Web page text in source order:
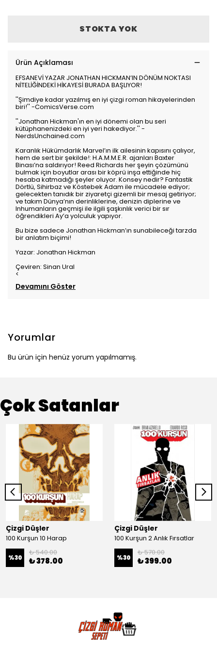
STOKTA YOK
Ürün Açıklaması
EFSANEVİ YAZAR JONATHAN HICKMAN’IN DÖNÜM NOKTASI
NİTELİĞİNDEKİ HİKAYESİ BURADA BAŞLIYOR!
''Şimdiye kadar yazılmış en iyi çizgi roman hikayelerinden
biri!'' -ComicsVerse.com
''Jonathan Hickman'ın en iyi dönemi olan bu seri
kütüphanenizdeki en iyi yeri hakediyor.'' -
NerdsUnchained.com
Karanlık Hükümdarlık Marvel’ın ilk ailesinin kapısını çalıyor,
hem de sert bir şekilde!: H.A.M.M.E.R. ajanları Baxter
Binası’na saldırıyor! Reed Richards her şeyin çözümünü
bulmak için boyutlar arası bir köprü inşa ettiğinde hiç
hesaba katmadığı şeyler oluyor. Konsey nedir? Fantastik
Dörtlü, Sihirbaz ve Köstebek Adam ile mücadele ediyor;
gelecekten tanıdık bir ziyaretçi gizemli bir mesaj getiriyor;
ve takım Dünya’nın derinliklerine, denizin diplerine ve
Inhumanların geçmişi ile ilgili şaşkınlık verici bir sır
öğrendikleri Ay’a yolculuk yapıyor.
Bu bize sadece Jonathan Hickman’ın sunabileceği tarzda
bir anlatım biçimi!
Yazar: Jonathan Hickman
Çeviren: Sinan Ural
<
Devamını Göster
Yorumlar
Bu ürün için henüz yorum yapılmamış.
Çok Satanlar
Çizgi Düşler
100 Kurşun 10 Harap
%30
₺ 540.00
₺ 378.00
Çizgi Düşler
100 Kurşun 2 Anlık Fırsatlar
%30
₺ 570.00
₺ 399.00